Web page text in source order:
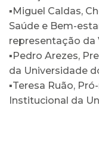
▪️Miguel Caldas,
Saúde e Bem-
representação da
▪️Pedro Arezes,
da Universidade
▪️Teresa Ruão,
Institucional da